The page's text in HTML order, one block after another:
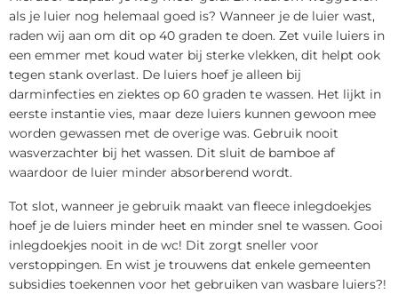
als je luier nog helemaal goed is? Wanneer je de luier wast,
raden wij aan om dit op 40 graden te doen. Zet vuile luiers in
een emmer met koud water bij sterke vlekken, dit helpt ook
tegen stank overlast. De luiers hoef je alleen bij
darminfecties en ziektes op 60 graden te wassen. Het lijkt in
eerste instantie vies, maar deze luiers kunnen gewoon mee
worden gewassen met de overige was. Gebruik nooit
wasverzachter bij het wassen. Dit sluit de bamboe af
waardoor de luier minder absorberend wordt.
Tot slot, wanneer je gebruik maakt van fleece inlegdoekjes
hoef je de luiers minder heet en minder snel te wassen. Gooi
inlegdoekjes nooit in de wc! Dit zorgt sneller voor
verstoppingen. En wist je trouwens dat enkele gemeenten
subsidies toekennen voor het gebruiken van wasbare luiers?!